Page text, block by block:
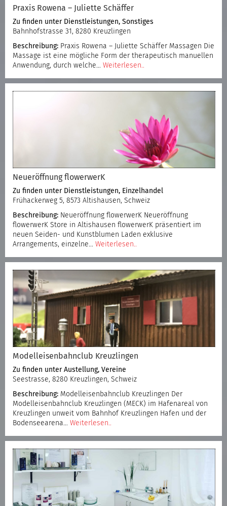
Praxis Rowena – Juliette Schäffer
Zu finden unter Dienstleistungen, Sonstiges
Bahnhofstrasse 31, 8280 Kreuzlingen
Beschreibung: Praxis Rowena – Juliette Schäffer Massagen Die
Massage ist eine mögliche Form der therapeutisch manuellen
Anwendung, durch welche… Weiterlesen..
Neueröffnung flowerwerK
Zu finden unter Dienstleistungen, Einzelhandel
Frühackerweg 5, 8573 Altishausen, Schweiz
Beschreibung: Neueröffnung flowerwerK Neueröffnung
flowerwerK Store in Altishausen flowerwerK präsentiert im
neuen Seiden- und Kunstblumen Laden exklusive
Arrangements, einzelne… Weiterlesen..
Modelleisenbahnclub Kreuzlingen
Zu finden unter Austellung, Vereine
Seestrasse, 8280 Kreuzlingen, Schweiz
Beschreibung: Modelleisenbahnclub Kreuzlingen Der
Modelleisenbahnclub Kreuzlingen (MECK) im Hafenareal von
Kreuzlingen unweit vom Bahnhof Kreuzlingen Hafen und der
Bodenseearena… Weiterlesen..